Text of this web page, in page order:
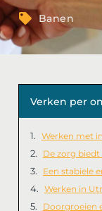
Banen
Verken per
Werken met
De zorg
Een stabiele
Werken in
Doorgroeien